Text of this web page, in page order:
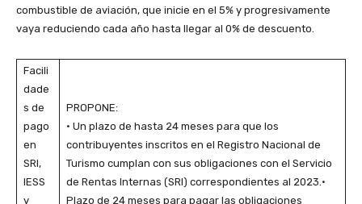
combustible de aviación, que inicie en el 5% y progresivamente
vaya reduciendo cada año hasta llegar al 0% de descuento.
Facili
dade
s de
pago
en
SRI,
IESS
y
PROPONE:
• Un plazo de hasta 24 meses para que los
contribuyentes inscritos en el Registro Nacional de
Turismo cumplan con sus obligaciones con el Servicio
de Rentas Internas (SRI) correspondientes al 2023.•
Plazo de 24 meses para pagar las obligaciones